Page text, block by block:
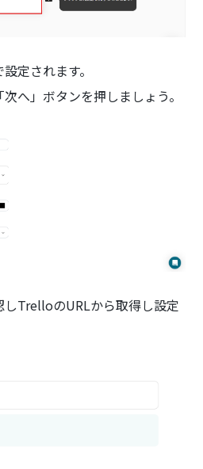
定されます。
へ」ボタンを押しましょう。
TrelloのURLから取得し設定